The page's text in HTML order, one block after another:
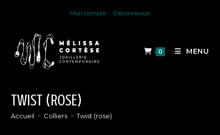
Mon compte Déconnexion
0 MENU
TWIST (ROSE)
Accueil > Colliers > Twist (rose)